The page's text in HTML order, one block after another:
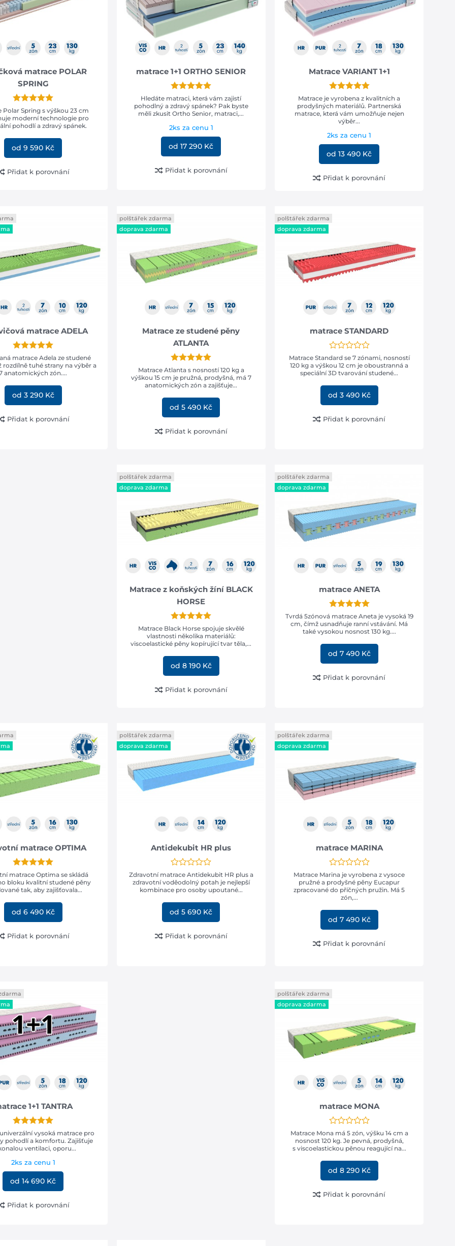
matrace POLAR
SPRING
Polar Spring s výškou 23 cm
moderní technologie pro
pohodlí a zdravý spánek.
od 9 590 Kč
Přidat k porovnání
matrace 1+1 ORTHO SENIOR
Hledáte matraci, která vám zajistí
pohodlný a zdravý spánek? Pak byste
měli zkusit Ortho Senior, matraci,...
2ks za cenu 1
od 17 290 Kč
Přidat k porovnání
Matrace VARIANT 1+1
Matrace je vyrobena z kvalitních a
prodyšných materiálů. Partnerská
matrace, která vám umožňuje nejen
výběr...
2ks za cenu 1
od 13 490 Kč
Přidat k porovnání
matrace ADELA
matrace Adela ze studené
rozdílně tuhé strany na výběr a
anatomických zón....
od 3 290 Kč
Přidat k porovnání
polštářek zdarma
doprava zdarma
Matrace ze studené pěny
ATLANTA
Matrace Atlanta s nosností 120 kg a
výškou 15 cm je pružná, prodyšná, má 7
anatomických zón a zajišťuje...
od 5 490 Kč
Přidat k porovnání
polštářek zdarma
doprava zdarma
matrace STANDARD
Matrace Standard se 7 zónami, nosností
120 kg a výškou 12 cm je oboustranná a
speciální 3D tvarování studené...
od 3 490 Kč
Přidat k porovnání
nad 2000,-
polštářek zdarma
doprava zdarma
Matrace z koňských žíní BLACK
HORSE
Matrace Black Horse spojuje skvělé
vlastnosti několika materiálů:
viscoelastické pěny kopírující tvar těla,...
od 8 190 Kč
Přidat k porovnání
polštářek zdarma
doprava zdarma
matrace ANETA
Tvrdá 5zónová matrace Aneta je vysoká 19
cm, čímž usnadňuje ranní vstávání. Má
také vysokou nosnost 130 kg....
od 7 490 Kč
Přidat k porovnání
matrace OPTIMA
matrace Optima se skládá
bloku kvalitní studené pěny
tak, aby zajišťovala...
od 6 490 Kč
Přidat k porovnání
polštářek zdarma
doprava zdarma
Antidekubit HR plus
Zdravotní matrace Antidekubit HR plus a
zdravotní voděodolný potah je nejlepší
kombinace pro osoby upoutané...
od 5 690 Kč
Přidat k porovnání
polštářek zdarma
doprava zdarma
matrace MARINA
Matrace Marina je vyrobena z vysoce
pružné a prodyšné pěny Eucapur
zpracované do příčných pružin. Má 5
zón,...
od 7 490 Kč
Přidat k porovnání
1+1 TANTRA
vysoká matrace pro
pohodlí a komfortu. Zajišťuje
ventilaci, oporu...
2ks za cenu 1
od 14 690 Kč
Přidat k porovnání
polštářek zdarma
doprava zdarma
matrace MONA
Matrace Mona má 5 zón, výšku 14 cm a
nosnost 120 kg. Je pevná, prodyšná,
s viscoelastickou pěnou reagující na...
od 8 290 Kč
Přidat k porovnání